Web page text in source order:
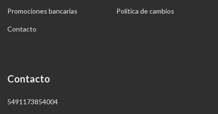
Promociones bancarias Política de cambios
Contacto
Contacto
5491173854004